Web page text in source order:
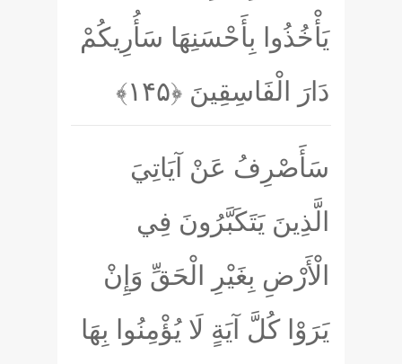
يَأْخُذُوا بِأَحْسَنِهَا سَأُرِيكُمْ
دَارَ الْفَاسِقِينَ ﴿۱۴۵﴾
سَأَصْرِفُ عَنْ آيَاتِيَ
الَّذِينَ يَتَكَبَّرُونَ فِي
الْأَرْضِ بِغَيْرِ الْحَقِّ وَإِنْ
يَرَوْا كُلَّ آيَةٍ لَا يُؤْمِنُوا بِهَا